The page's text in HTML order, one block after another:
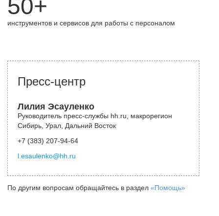
50+
инструментов и сервисов для работы с персоналом
Пресс-центр
Лилия Эсауленко
Руководитель пресс-службы hh.ru, макрорегион
Сибирь, Урал, Дальний Восток
+7 (383) 207-94-64
l.esaulenko@hh.ru
По другим вопросам обращайтесь в раздел «Помощь»